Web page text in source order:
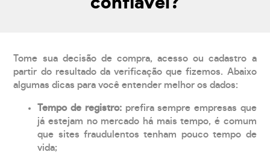
Tome sua decisão de compra, acesso ou cadastro a
partir do resultado da verificação que fizemos. Abaixo
algumas dicas para você entender melhor os dados:
Tempo de registro: prefira sempre empresas que
já estejam no mercado há mais tempo, é comum
que sites fraudulentos tenham pouco tempo de
vida;